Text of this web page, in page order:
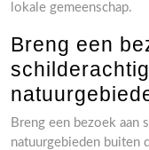
lokale gemeenschap.
Breng een
Breng een bezoek aan
natuurgebieden buiten